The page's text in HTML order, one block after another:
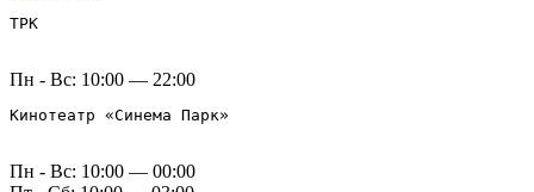
ТРК
Пн - Вс: 10:00 — 22:00
Кинотеатр «Синема Парк»
Пн - Вс: 10:00 — 00:00